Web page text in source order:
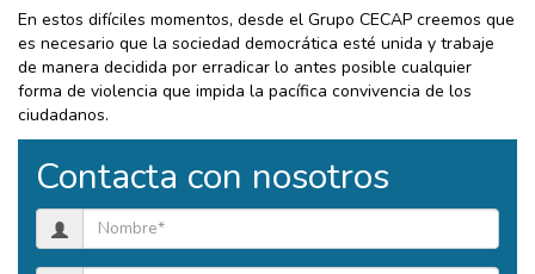
En estos difíciles momentos, desde el Grupo CECAP creemos que
es necesario que la sociedad democrática esté unida y trabaje
de manera decidida por erradicar lo antes posible cualquier
forma de violencia que impida la pacífica convivencia de los
ciudadanos.
Contacta con nosotros